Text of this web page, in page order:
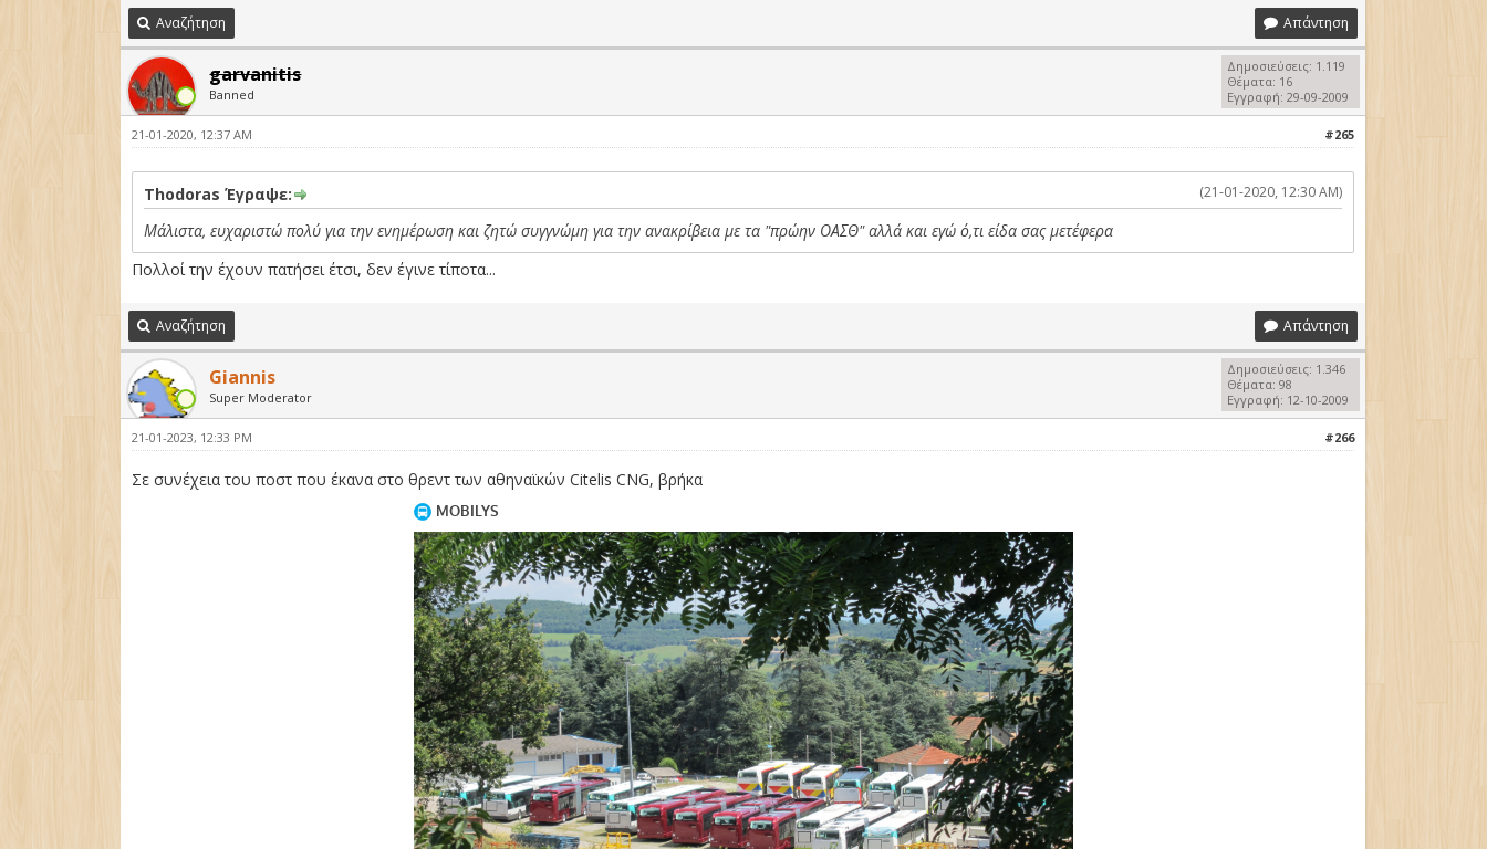
Αναζήτηση Απάντηση
garvanitis
Banned
Δημοσιεύσεις: 1.119
Θέματα: 16
Εγγραφή: 29-09-2009
#265
21-01-2020, 12:37 AM
(21-01-2020, 12:30 AM)
Thodoras Έγραψε:
Μάλιστα, ευχαριστώ πολύ για την ενημέρωση και ζητώ συγγνώμη για την ανακρίβεια με τα "πρώην ΟΑΣΘ" αλλά και εγώ ό,τι είδα σας μετέφερα
Πολλοί την έχουν πατήσει έτσι, δεν έγινε τίποτα...
Αναζήτηση Απάντηση
Giannis
Super Moderator
Δημοσιεύσεις: 1.346
Θέματα: 98
Εγγραφή: 12-10-2009
#266
21-01-2023, 12:33 PM
Σε συνέχεια του ποστ που έκανα στο θρεντ των αθηναϊκών Citelis CNG, βρήκα